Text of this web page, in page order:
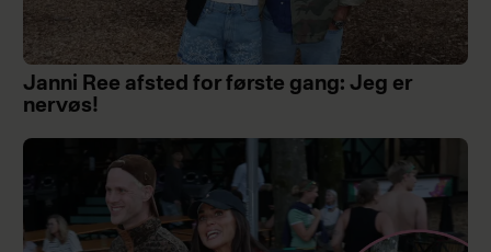
Janni Ree afsted for første gang: Jeg er
nervøs!